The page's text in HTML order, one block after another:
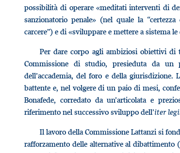
possibilità di operare «meditati interventi di
sanzionatorio penale» (nel quale la
carcere”) e di «sviluppare e mettere a sistema
Per dare corpo agli ambiziosi obiettivi di
Commissione di studio, presieduta da un
dell’accademia, del foro e della
battente e, nel volgere di un paio di mesi,
Bonafede, corredato da un’articolata e
riferimento nel successivo sviluppo dell’iter
Il lavoro della Commissione Lattanzi si
rafforzamento delle alternative al